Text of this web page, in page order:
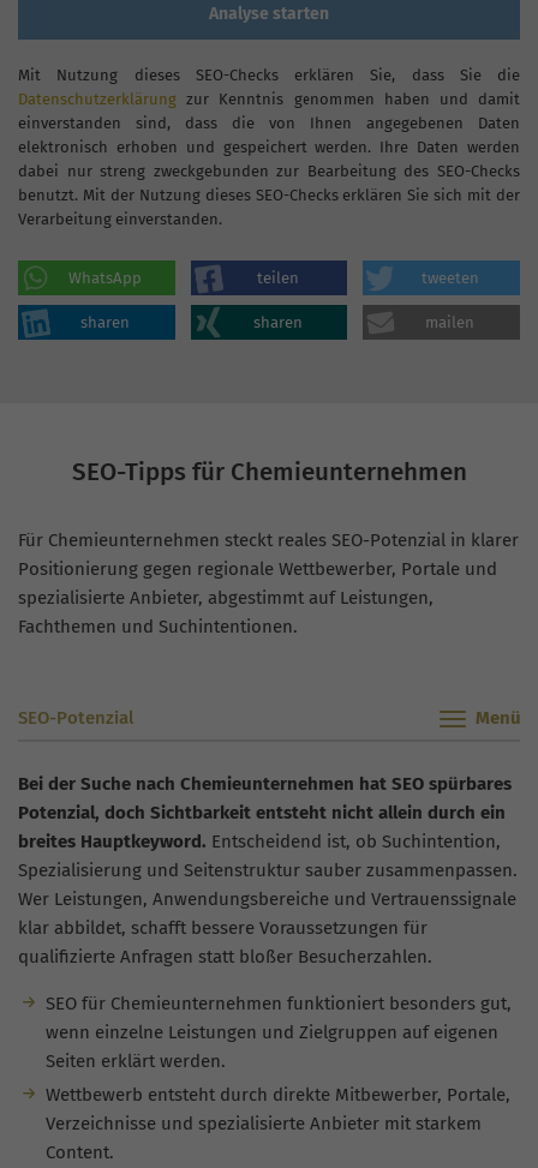
Analyse starten
Mit Nutzung dieses SEO-Checks erklären Sie, dass Sie die
Datenschutzerklärung zur Kenntnis genommen haben und damit
einverstanden sind, dass die von Ihnen angegebenen Daten
elektronisch erhoben und gespeichert werden. Ihre Daten werden
dabei nur streng zweckgebunden zur Bearbeitung des SEO-Checks
benutzt. Mit der Nutzung dieses SEO-Checks erklären Sie sich mit der
Verarbeitung einverstanden.
WhatsApp teilen tweeten
sharen sharen mailen
SEO-Tipps für Chemieunternehmen
Für Chemieunternehmen steckt reales SEO-Potenzial in klarer
Positionierung gegen regionale Wettbewerber, Portale und
spezialisierte Anbieter, abgestimmt auf Leistungen,
Fachthemen und Suchintentionen.
SEO-Potenzial
Bei der Suche nach Chemieunternehmen hat SEO spürbares
Potenzial, doch Sichtbarkeit entsteht nicht allein durch ein
breites Hauptkeyword. Entscheidend ist, ob Suchintention,
Spezialisierung und Seitenstruktur sauber zusammenpassen.
Wer Leistungen, Anwendungsbereiche und Vertrauenssignale
klar abbildet, schafft bessere Voraussetzungen für
qualifizierte Anfragen statt bloßer Besucherzahlen.
SEO für Chemieunternehmen funktioniert besonders gut,
wenn einzelne Leistungen und Zielgruppen auf eigenen
Seiten erklärt werden.
Wettbewerb entsteht durch direkte Mitbewerber, Portale,
Verzeichnisse und spezialisierte Anbieter mit starkem
Content.